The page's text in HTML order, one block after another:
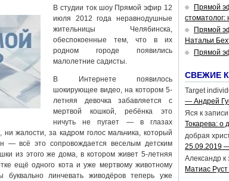
В студии ток шоу Прямой эфир 12
июля 2012 года неравнодушные
жительницы Челябинска,
обеспокоенные тем, что в их
родном городе появились
малолетние садисты.
В Интернете появилось
шокирующее видео, на котором 5-
летняя девочка забавляется с
мертвой кошкой, ребёнка это
ничуть не пугает — в глазах
жалости, за кадром голос мальчика, который
— всё это сопровождается веселым детским
из этого же дома, в котором живет 5-летняя
ещё одного кота и уже мертвому животному
линчевать живодёров теперь уже
Прямой
Прямой
Натальи
Прямой
СВЕЖИЕ
Target
— Андрей
Яся к записи
Токарева: о
добрая
25.09.2019
Александр к
Матиас